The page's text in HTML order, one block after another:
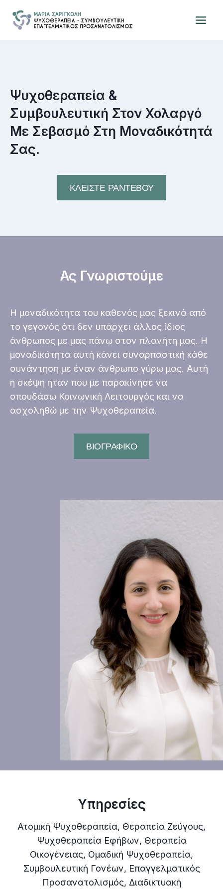
Ψυχοθεραπεία &
Συμβουλευτική Στον Χολαργό
Με Σεβασμό Στη Μοναδικότητά
Σας.
ΚΛΕΙΣΤΕ ΡΑΝΤΕΒΟΥ
Ας Γνωριστούμε
Η μοναδικότητα του καθενός μας ξεκινά από
το γεγονός ότι δεν υπάρχει άλλος ίδιος
άνθρωπος με μας πάνω στον πλανήτη μας. Η
μοναδικότητα αυτή κάνει συναρπαστική κάθε
συνάντηση με έναν άνθρωπο γύρω μας. Αυτή
η σκέψη ήταν που με παρακίνησε να
σπουδάσω Κοινωνική Λειτουργός και να
ασχοληθώ με την Ψυχοθεραπεία.
ΒΙΟΓΡΑΦΙΚΟ
Υπηρεσίες
Ατομική Ψυχοθεραπεία, Θεραπεία Ζεύγους,
Ψυχοθεραπεία Εφήβων, Θεραπεία
Οικογένειας, Ομαδική Ψυχοθεραπεία,
Συμβουλευτική Γονέων, Επαγγελματικός
Προσανατολισμός, Διαδικτυακή